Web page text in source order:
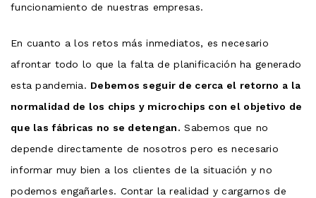
funcionamiento de nuestras empresas.
En cuanto a los retos más inmediatos, es necesario
afrontar todo lo que la falta de planificación ha generado
esta pandemia. Debemos seguir de cerca el retorno a la
normalidad de los chips y microchips con el objetivo de
que las fábricas no se detengan. Sabemos que no
depende directamente de nosotros pero es necesario
informar muy bien a los clientes de la situación y no
podemos engañarles. Contar la realidad y cargarnos de